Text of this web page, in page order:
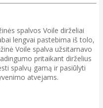
spalvos Voile dirželiai
lengvai pastebima iš tolo,
Voile spalva užsitarnavo
pritaikant dirželius
spalvų gamą ir pasiūlyti
atvejams.